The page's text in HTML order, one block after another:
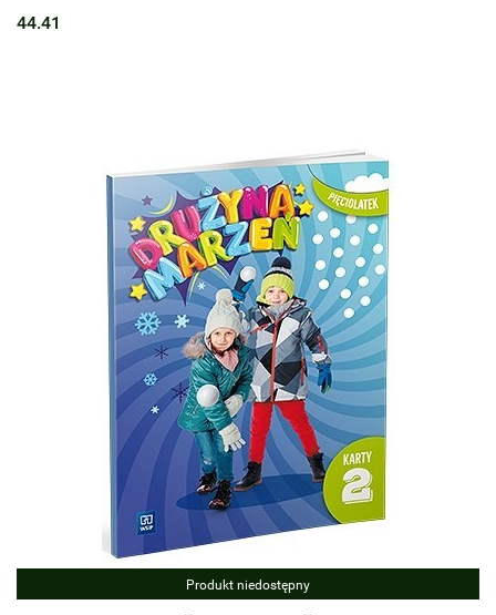
44.41
Produkt niedostępny